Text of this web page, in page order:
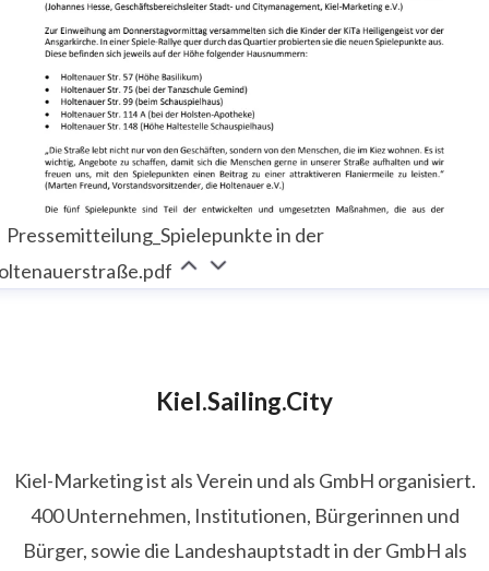
Pressemitteilung_Spielepunkte in der
Kiel.Sailing.City
Kiel-Marketing ist als Verein und als GmbH organisiert.
400 Unternehmen, Institutionen, Bürgerinnen und
Bürger, sowie die Landeshauptstadt in der GmbH als